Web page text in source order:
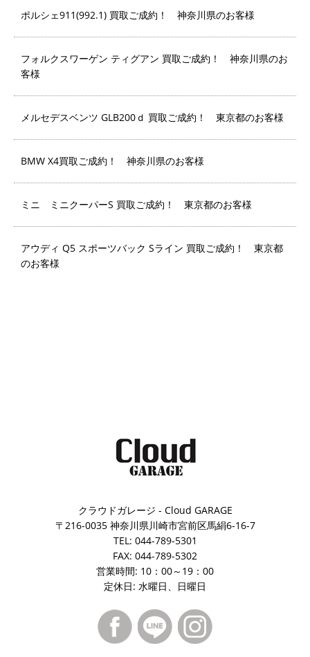
ポルシェ911(992.1) 買取ご成約！ 神奈川県のお客様
フォルクスワーゲン ティグアン 買取ご成約！ 神奈川県のお
客様
メルセデスベンツ GLB200ｄ 買取ご成約！ 東京都のお客様
BMW X4買取ご成約！ 神奈川県のお客様
ミニ ミニクーパーS 買取ご成約！ 東京都のお客様
アウディ Q5 スポーツバック Sライン 買取ご成約！ 東京都
のお客様
クラウドガレージ - Cloud GARAGE
〒216-0035 神奈川県川崎市宮前区馬絹6-16-7
TEL: 044-789-5301
FAX: 044-789-5302
営業時間: 10：00～19：00
定休日: 水曜日、日曜日